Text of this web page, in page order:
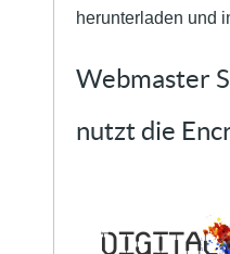
herunterladen und
Webmaster
nutzt die